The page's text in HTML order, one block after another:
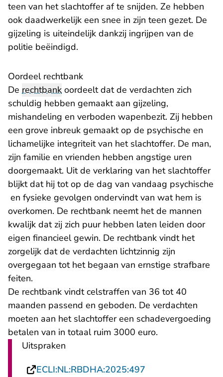
teen van het slachtoffer af te snijden. Ze hebben
ook daadwerkelijk een snee in zijn teen gezet. De
gijzeling is uiteindelijk dankzij ingrijpen van de
politie beëindigd.
Oordeel rechtbank
De rechtbank oordeelt dat de verdachten zich
schuldig hebben gemaakt aan gijzeling,
mishandeling en verboden wapenbezit. Zij hebben
een grove inbreuk gemaakt op de psychische en
lichamelijke integriteit van het slachtoffer. De man,
zijn familie en vrienden hebben angstige uren
doorgemaakt. Uit de verklaring van het slachtoffer
blijkt dat hij tot op de dag van vandaag psychische
en fysieke gevolgen ondervindt van wat hem is
overkomen. De rechtbank neemt het de mannen
kwalijk dat zij zich puur hebben laten leiden door
eigen financieel gewin. De rechtbank vindt het
zorgelijk dat de verdachten lichtzinnig zijn
overgegaan tot het begaan van ernstige strafbare
feiten.
De rechtbank vindt celstraffen van 36 tot 40
maanden passend en geboden. De verdachten
moeten aan het slachtoffer een schadevergoeding
betalen van in totaal ruim 3000 euro.
Uitspraken
ECLI:NL:RBDHA:2025:497